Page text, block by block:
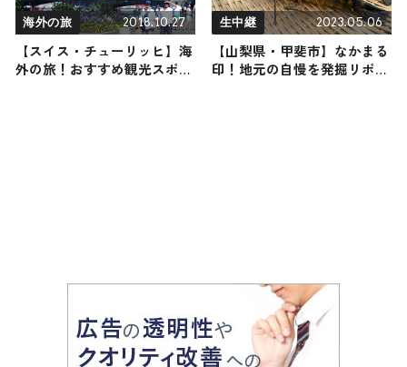
海外の旅 2018.10.27
【スイス・チューリッヒ】海
外の旅！おすすめ観光スポッ
生中継 2023.05.06
【山梨県・甲斐市】なかまる
印！地元の自慢を発掘リポー